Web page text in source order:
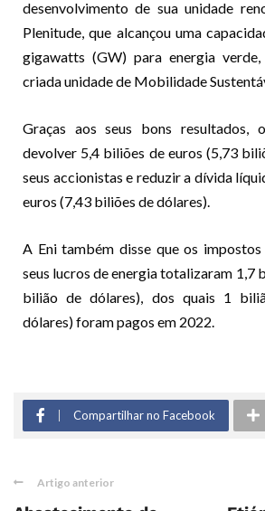
desenvolvimento de sua unidade
Plenitude, que alcançou uma
gigawatts (GW) para energia
criada unidade de Mobilidade
Graças aos seus bons resultados,
devolver 5,4 biliões de euros (5,73
seus accionistas e reduzir a dívida
euros (7,43 biliões de dólares).
A Eni também disse que os
seus lucros de energia totalizaram 1,7
bilião de dólares), dos quais 1
dólares) foram pagos em 2022.
Compartilhar no Facebook
Artigo anterior